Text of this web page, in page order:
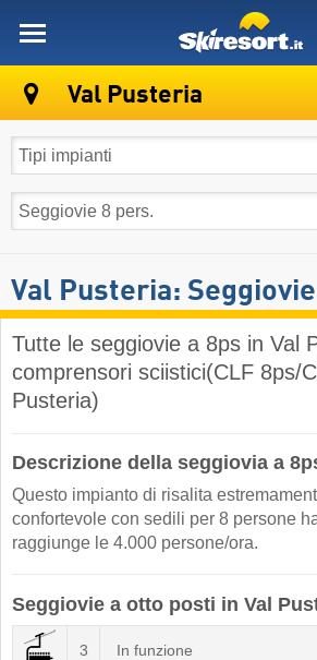
Val Pusteria
Val Pusteria:
Tutte le seggiovie a 8ps in Val
comprensori sciistici(CLF 8ps/
Pusteria)
Descrizione della seggiovia a
Questo impianto di risalita
confortevole con sedili per 8 persone
raggiunge le 4.000 persone/ora.
Seggiovie a otto posti in Val
3 In funzione